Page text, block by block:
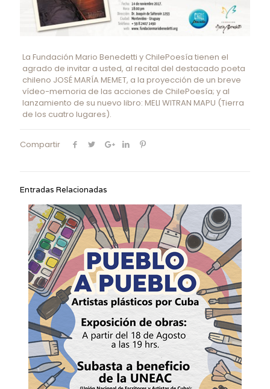
La Fundación Mario Benedetti y ChilePoesía tienen el
agrado de invitar a usted, al recital del destacado poeta
chileno JOSÉ MARÍA MEMET, a la proyección de un breve
vídeo-memoria de las acciones de ChilePoesía; y al
lanzamiento de su nuevo libro: MELI WITRAN MAPU (Tierra
de los cuatro lugares).
Compartir
Entradas Relacionadas